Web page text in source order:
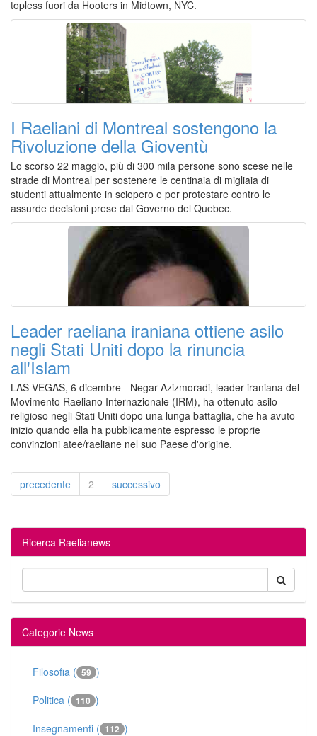
topless fuori da Hooters in Midtown, NYC.
I Raeliani di Montreal sostengono la
Rivoluzione della Gioventù
Lo scorso 22 maggio, più di 300 mila persone sono scese nelle
strade di Montreal per sostenere le centinaia di migliaia di
studenti attualmente in sciopero e per protestare contro le
assurde decisioni prese dal Governo del Quebec.
Leader raeliana iraniana ottiene asilo
negli Stati Uniti dopo la rinuncia
all'Islam
LAS VEGAS, 6 dicembre - Negar Azizmoradi, leader iraniana del
Movimento Raeliano Internazionale (IRM), ha ottenuto asilo
religioso negli Stati Uniti dopo una lunga battaglia, che ha avuto
inizio quando ella ha pubblicamente espresso le proprie
convinzioni atee/raeliane nel suo Paese d'origine.
precedente 2 successivo
Ricerca Raelianews
Categorie News
Filosofia ( 59 )
Politica ( 110 )
Insegnamenti ( 112 )